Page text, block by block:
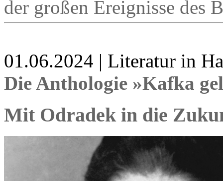
der großen Ereignisse des
01.06.2024 | Literatur in
Die Anthologie »Kafka
Mit Odradek in die